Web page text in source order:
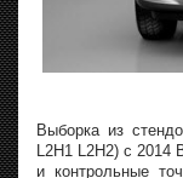
Выборка из
L2H1 L2H2) с 2014
и контрольные